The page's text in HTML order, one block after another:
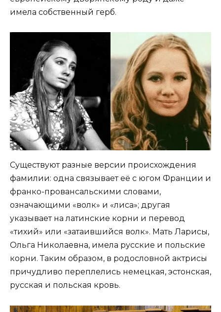
имела собственный герб.
Существуют разные версии происхождения
фамилии: одна связывает её с югом Франции и
франко-провансальскими словами,
означающими «волк» и «лиса»; другая
указывает на латинские корни и перевод
«тихий» или «затаившийся волк». Мать Ларисы,
Ольга Николаевна, имела русские и польские
корни. Таким образом, в родословной актрисы
причудливо переплелись немецкая, эстонская,
русская и польская кровь.